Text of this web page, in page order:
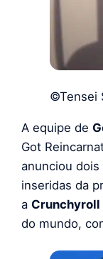
©Tensei
A equipe de
Got
anunciou
inseridas da
a Crunchyroll
do mundo,